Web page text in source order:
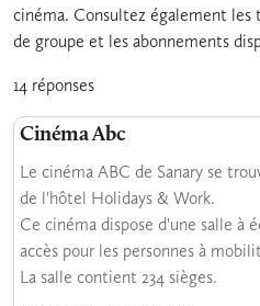
cinéma. Consultez également les
de groupe et les abonnements
14 réponses
Cinéma Abc
Le cinéma ABC de Sanary se
de l'hôtel Holidays & Work.
Ce cinéma dispose d'une salle à
accès pour les personnes à
La salle contient 234 sièges.